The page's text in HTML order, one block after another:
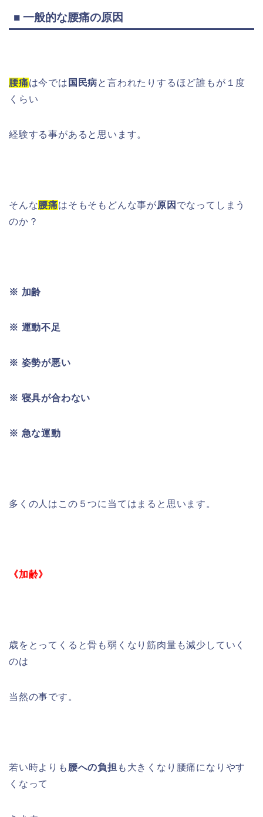
■ 一般的な腰痛の原因
腰痛は今では 国民病と言われたりするほど誰もが１度
くらい
経験する事があると思います。
そんな腰痛はそもそもどんな事が原因 でなってしまう
のか？
※ 加齢
※ 運動不足
※ 姿勢が悪い
※ 寝具が合わない
※ 急な運動
多くの人はこの５つに当てはまると思います。
《加齢》
歳をとってくると骨も弱くなり筋肉量も減少していく
のは
当然の事です。
若い時よりも 腰への負担 も大きくなり腰痛になりやす
くなって